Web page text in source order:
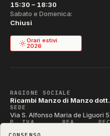
15:30 – 18:30
Sabato e Domenica:
Chiusi
Orari estivi
2026
RAGIONE SOCIALE
Ricambi Manzo di Manzo
SEDE
Via S. Alfonso Maria de Liguori
P. IVA REA